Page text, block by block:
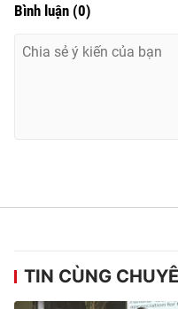
Cơ quan báo chí:Thời báo
024.38 355
Liên hệ quảng cáo:
024-
Bình luận (0)
TIN CÙNG